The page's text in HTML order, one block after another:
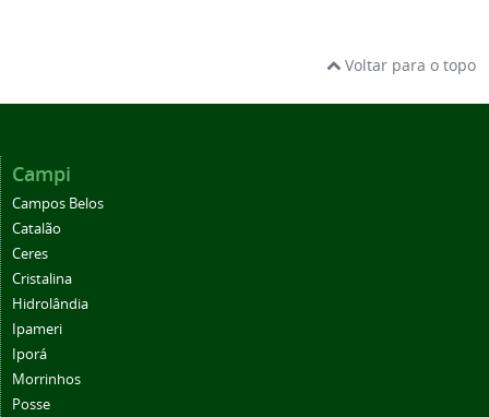
Voltar para o topo
Campi
Campos Belos
Catalão
Ceres
Cristalina
Hidrolândia
Ipameri
Iporá
Morrinhos
Posse